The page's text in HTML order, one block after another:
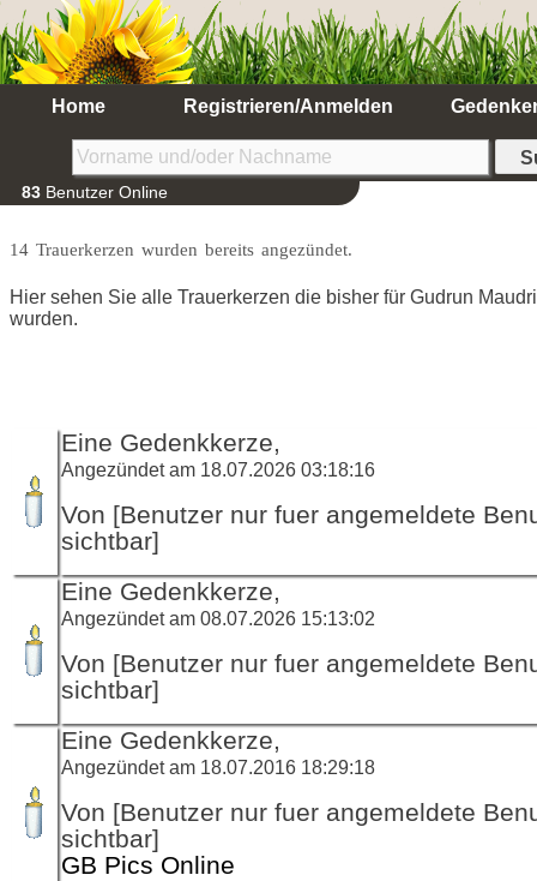
Home Registrieren/Anmelden
83 Benutzer Online
14 Trauerkerzen wurden bereits angezündet.
Hier sehen Sie alle Trauerkerzen die bisher für Gudrun
wurden.
Eine Gedenkkerze,
Angezündet am 18.07.2026 03:18:16
Von [Benutzer nur fuer angemeldete
sichtbar]
Eine Gedenkkerze,
Angezündet am 08.07.2026 15:13:02
Von [Benutzer nur fuer angemeldete
sichtbar]
Eine Gedenkkerze,
Angezündet am 18.07.2016 18:29:18
Von [Benutzer nur fuer angemeldete
sichtbar]
GB Pics Online